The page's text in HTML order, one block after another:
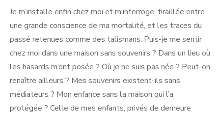
Je m’installe enfin chez moi et m’interroge, tiraillée entre
une grande conscience de ma mortalité, et les traces du
passé retenues comme des talismans. Puis-je me sentir
chez moi dans une maison sans souvenirs ? Dans un lieu où
les hasards m’ont posée ? Où je ne suis pas née ? Peut-on
renaître ailleurs ? Mes souvenirs existent-ils sans
médiateurs ? Mon enfance sans la maison qui l’a
protégée ? Celle de mes enfants, privés de demeure